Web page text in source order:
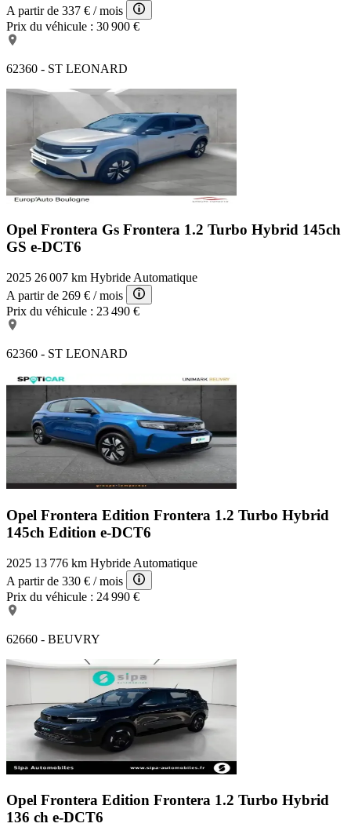
A partir de 337 € / mois
Prix du véhicule : 30 900 €
62360 - ST LEONARD
Opel Frontera Gs Frontera 1.2 Turbo Hybrid 145ch
GS e-DCT6
2025 26 007 km Hybride Automatique
A partir de 269 € / mois
Prix du véhicule : 23 490 €
62360 - ST LEONARD
Opel Frontera Edition Frontera 1.2 Turbo Hybrid
145ch Edition e-DCT6
2025 13 776 km Hybride Automatique
A partir de 330 € / mois
Prix du véhicule : 24 990 €
62660 - BEUVRY
Opel Frontera Edition Frontera 1.2 Turbo Hybrid
136 ch e-DCT6